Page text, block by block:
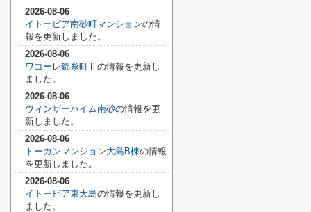
2026-08-06
イトーピア南砂町マンションの情
報を更新しました。
2026-08-06
ワコーレ錦糸町Ⅱ の情報を更新し
ました。
2026-08-06
ウィンザーハイム南砂の情報を更
新しました。
2026-08-06
トーカンマンション大島B棟の情報
を更新しました。
2026-08-06
イトーピア東大島の情報を更新し
ました。